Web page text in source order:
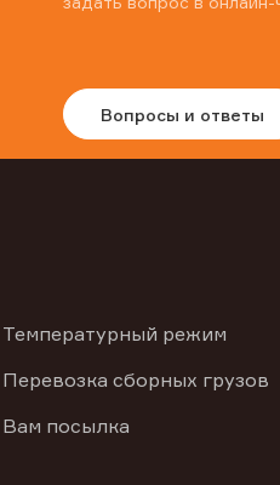
Вопросы и ответы
Температурный режим
Перевозка сборных грузов
Вам посылка